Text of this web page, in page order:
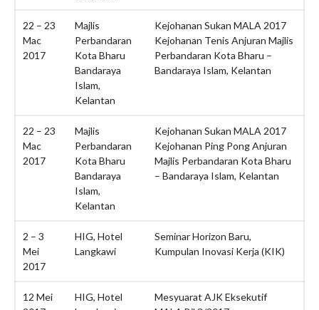
PERTANDINGAN INOVASI
MALA 4.0 PIALA YB MENTERI
22 – 23
Mac
2017
Majlis
Perbandaran
Kota Bharu
Bandaraya
Islam,
Kelantan
Kejohanan Sukan MALA 2017
Kejohanan Tenis Anjuran Majlis
Perbandaran Kota Bharu –
Bandaraya Islam, Kelantan
22 – 23
Mac
2017
Majlis
Perbandaran
Kota Bharu
Bandaraya
Islam,
Kelantan
Kejohanan Sukan MALA 2017
Kejohanan Ping Pong Anjuran
Majlis Perbandaran Kota Bharu
– Bandaraya Islam, Kelantan
2 – 3
Mei
2017
HIG, Hotel
Langkawi
Seminar Horizon Baru,
Kumpulan Inovasi Kerja (KIK)
12 Mei
HIG, Hotel
Mesyuarat AJK Eksekutif